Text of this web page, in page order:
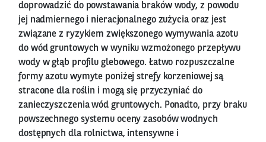
doprowadzić do powstawania braków wody, z powodu
jej nadmiernego i nieracjonalnego zużycia oraz jest
związane z ryzykiem zwiększonego wymywania azotu
do wód gruntowych w wyniku wzmożonego przepływu
wody w głąb profilu glebowego. Łatwo rozpuszczalne
formy azotu wymyte poniżej strefy korzeniowej są
stracone dla roślin i mogą się przyczyniać do
zanieczyszczenia wód gruntowych. Ponadto, przy braku
powszechnego systemu oceny zasobów wodnych
dostępnych dla rolnictwa, intensywne i